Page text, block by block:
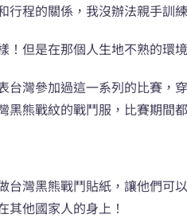
行程的關係，我沒辦法親手
！但是在那個人生地不熟的環
台灣參加過這一系列的比賽
黑熊戰紋的戰鬥服，比賽期間
台灣黑熊戰鬥貼紙，讓他們可
其他國家人的身上！